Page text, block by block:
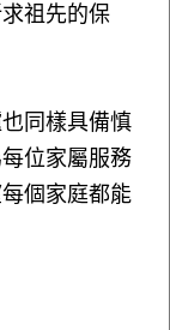
祖先的保
同樣具備慎
位家屬服務
個家庭都能